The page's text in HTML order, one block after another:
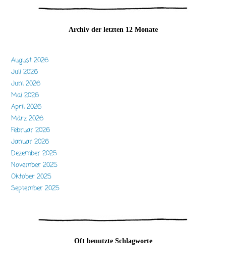
Archiv der letzten 12 Monate
August 2026
Juli 2026
Juni 2026
Mai 2026
April 2026
März 2026
Februar 2026
Januar 2026
Dezember 2025
November 2025
Oktober 2025
September 2025
Oft benutzte Schlagworte